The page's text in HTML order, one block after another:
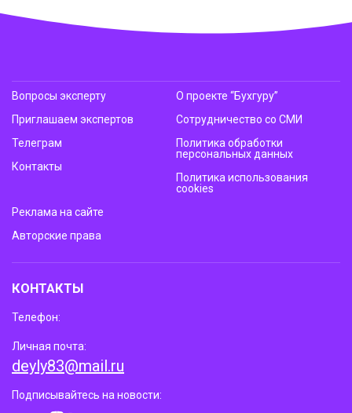
Вопросы эксперту
Приглашаем экспертов
Телеграм
Контакты
О проекте “Бухгуру”
Сотрудничество со СМИ
Политика обработки
персональных данных
Политика использования
cookies
Реклама на сайте
Авторские права
КОНТАКТЫ
Телефон:
Личная почта:
deyly83@mail.ru
Подписывайтесь на новости: